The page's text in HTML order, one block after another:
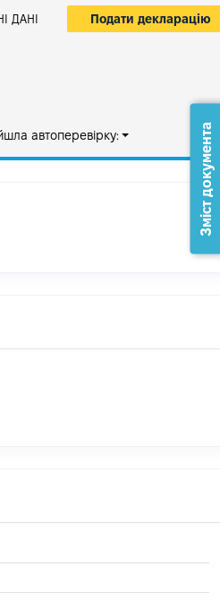
ДАНІ Подати декларацію
автоперевірку: Зміст документа